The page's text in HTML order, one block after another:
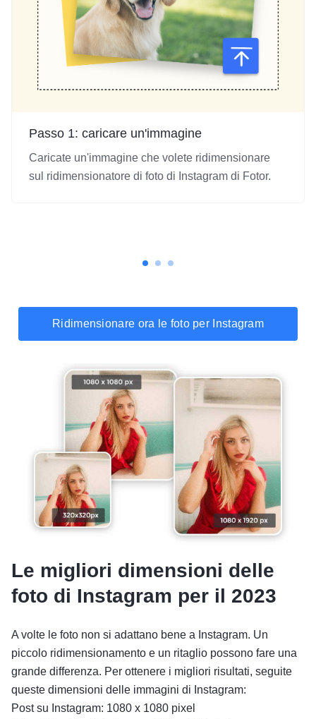
Passo 1: caricare un'immagine
Caricate un'immagine che volete ridimensionare
sul ridimensionatore di foto di Instagram di Fotor.
Ridimensionare ora le foto per Instagram
Le migliori dimensioni delle
foto di Instagram per il 2023
A volte le foto non si adattano bene a Instagram. Un
piccolo ridimensionamento e un ritaglio possono fare una
grande differenza. Per ottenere i migliori risultati, seguite
queste dimensioni delle immagini di Instagram:
Post su Instagram: 1080 x 1080 pixel